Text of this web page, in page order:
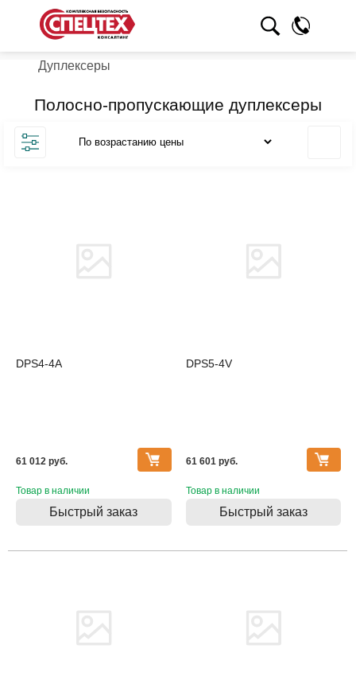
Дуплексеры
Полосно-пропускающие дуплексеры
DPS4-4A
61 012 pуб.
Товар в наличии
Быстрый заказ
DPS5-4V
61 601 pуб.
Товар в наличии
Быстрый заказ